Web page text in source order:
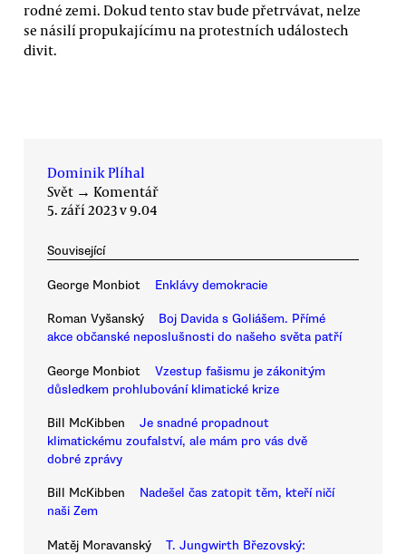
rodné zemi. Dokud tento stav bude přetrvávat, nelze
se násilí propukajícímu na protestních událostech
divit.
Dominik Plíhal
Svět → Komentář
5. září 2023 v 9.04
Související
George Monbiot Enklávy demokracie
Roman Vyšanský
Boj Davida s Goliášem. Přímé
akce občanské neposlušnosti do našeho světa patří
George Monbiot
Vzestup fašismu je zákonitým
důsledkem prohlubování klimatické krize
Bill McKibben
Je snadné propadnout
klimatickému zoufalství, ale mám pro vás dvě
dobré zprávy
Bill McKibben
Nadešel čas zatopit těm, kteří ničí
naši Zem
Matěj Moravanský
T. Jungwirth Březovský: